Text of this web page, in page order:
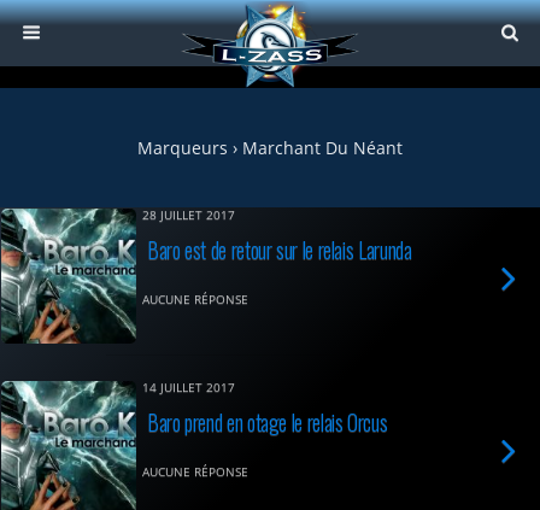
Marqueurs › Marchant Du Néant
28 JUILLET 2017
Baro est de retour sur le relais Larunda
AUCUNE RÉPONSE
14 JUILLET 2017
Baro prend en otage le relais Orcus
AUCUNE RÉPONSE